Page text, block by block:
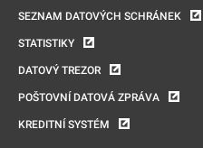
SEZNAM DATOVÝCH SCHRÁNEK
STATISTIKY
DATOVÝ TREZOR
POŠTOVNÍ DATOVÁ ZPRÁVA
KREDITNÍ SYSTÉM